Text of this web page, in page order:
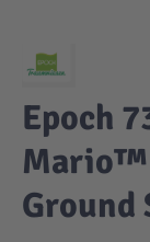
Epoch
Mario™
Ground